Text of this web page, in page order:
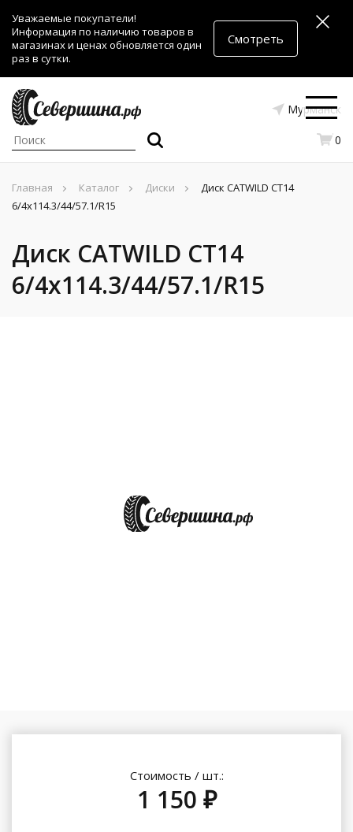
Уважаемые покупатели!
Информация по наличию товаров в
магазинах и ценах обновляется один
раз в сутки.
Смотреть
Мурманск
0
Главная Каталог Диски
Диск CATWILD CT14
6/4x114.3/44/57.1/R15
Диск CATWILD CT14
6/4x114.3/44/57.1/R15
Стоимость / шт.:
1 150 ₽